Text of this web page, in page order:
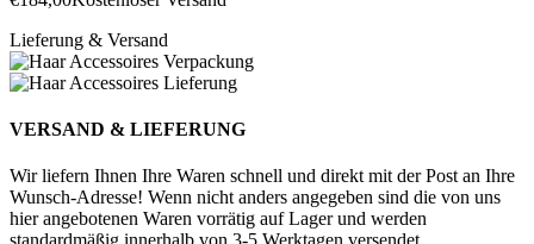
Lieferung & Versand
VERSAND & LIEFERUNG
Wir liefern Ihnen Ihre Waren schnell und direkt mit der Post an Ihre
Wunsch-Adresse! Wenn nicht anders angegeben sind die von uns
hier angebotenen Waren vorrätig auf Lager und werden